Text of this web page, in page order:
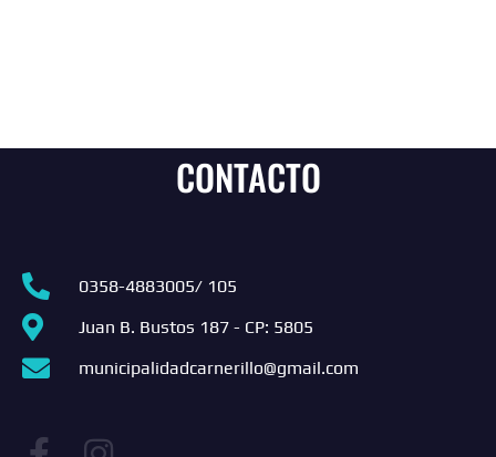
CONTACTO
0358-4883005/ 105
Juan B. Bustos 187 - CP: 5805
municipalidadcarnerillo@gmail.com